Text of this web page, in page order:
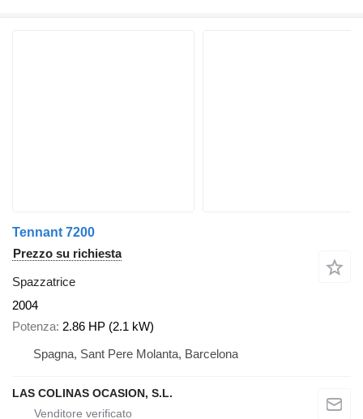
Tennant 7200
Prezzo su richiesta
Spazzatrice
2004
Potenza 2.86 HP (2.1 kW)
Spagna, Sant Pere Molanta, Barcelona
LAS COLINAS OCASION, S.L.